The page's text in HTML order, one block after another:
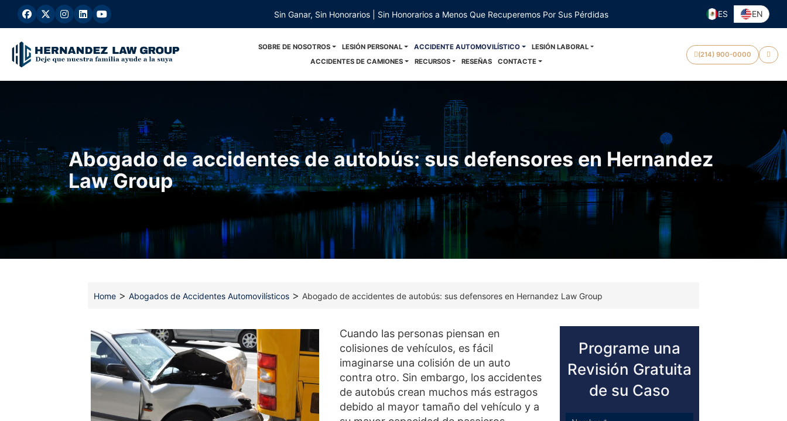
Sin Ganar, Sin Honorarios | Sin Honorarios a Menos Que Recuperemos Por Sus Pérdidas ES EN
SOBRE DE NOSOTROS LESIÓN PERSONAL ACCIDENTE AUTOMOVILÍSTICO
LESIÓN LABORAL
ACCIDENTES DE CAMIONES
RECURSOS RESEÑAS CONTACTE
(214) 900-0000
Abogado de accidentes de autobús: sus defensores en Hernandez
Law Group
Home > Abogados de Accidentes Automovilísticos > Abogado de accidentes de autobús: sus defensores en Hernandez Law Group
Cuando las personas piensan en
colisiones de vehículos, es fácil
imaginarse una colisión de un auto
contra otro. Sin embargo, los accidentes
de autobús crean muchos más estragos
debido al mayor tamaño del vehículo y a
Programe una
Revisión Gratuita
de su Caso
Sidebar